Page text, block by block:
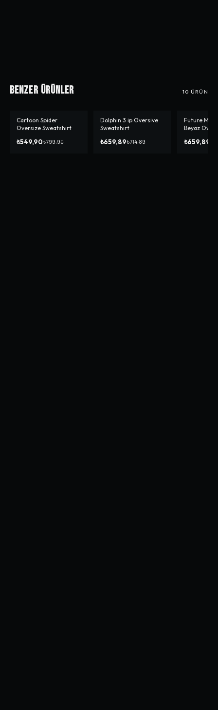
Benzer Ürünler 10 ÜRÜN
-%31
Cartoon Spider
Oversize Sweatshirt
₺549,90₺799,90
-% 8
Dolphın 3 ip Oversive
Sweatshirt
₺659,89₺714,89
-%8
Future Milf
Beyaz
₺659,89